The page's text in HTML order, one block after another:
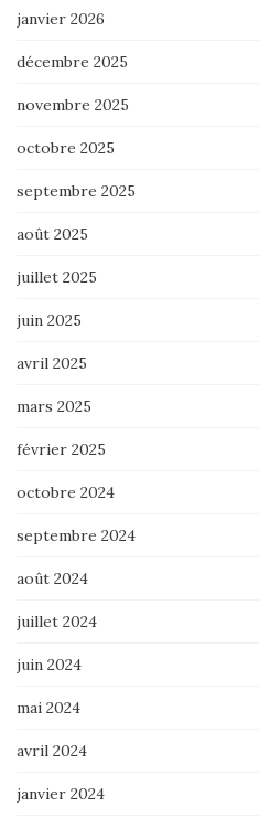
janvier 2026
décembre 2025
novembre 2025
octobre 2025
septembre 2025
août 2025
juillet 2025
juin 2025
avril 2025
mars 2025
février 2025
octobre 2024
septembre 2024
août 2024
juillet 2024
juin 2024
mai 2024
avril 2024
janvier 2024